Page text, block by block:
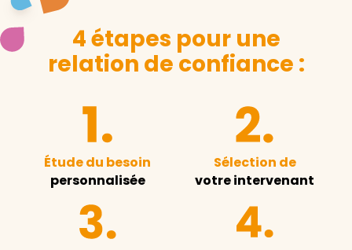
4 étapes pour une
relation de confiance :
Étude du besoin
personnalisée
Sélection de
votre intervenant